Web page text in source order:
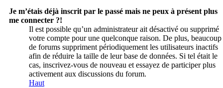
Je m’étais déjà inscrit par le passé mais ne peux à présent plus
me connecter ?!
Il est possible qu’un administrateur ait désactivé ou supprimé
votre compte pour une quelconque raison. De plus, beaucoup
de forums suppriment périodiquement les utilisateurs inactifs
afin de réduire la taille de leur base de données. Si tel était le
cas, inscrivez-vous de nouveau et essayez de participer plus
activement aux discussions du forum.
Haut